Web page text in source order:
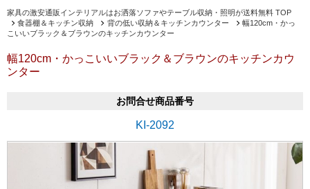
家具の激安通販インテリアルはお洒落ソファやテーブル収納・照明が送料無料 TOP
食器棚＆キッチン収納
背の低い収納＆キッチンカウンター
幅120cm・かっ
こいいブラック＆ブラウンのキッチンカウンター
幅120cm・かっこいいブラック＆ブラウンのキッチンカウ
ンター
お問合せ商品番号
KI-2092